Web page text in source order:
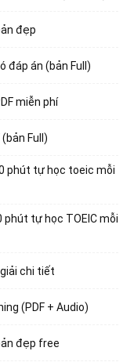
đẹp
đáp án (bản Full)
miễn phí
Full)
phút tự học toeic mỗi
phút tự học TOEIC mỗi
giải chi tiết
(PDF + Audio)
đẹp free